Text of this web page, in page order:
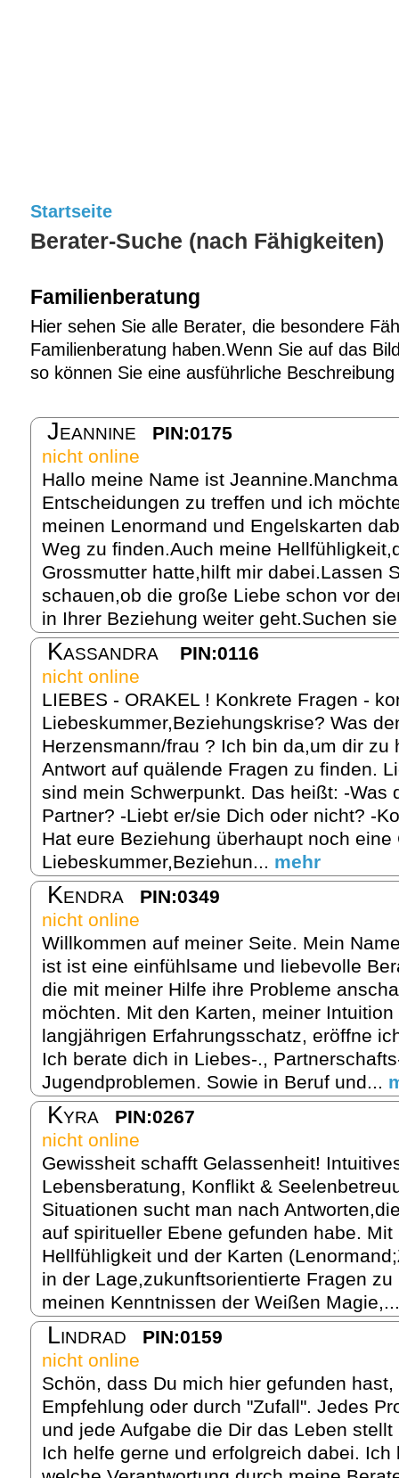
Startseite
Berater-Suche (nach Fähigkeiten)
Familienberatung
Hier sehen Sie alle Berater, die besondere
Familienberatung haben.Wenn Sie auf das
so können Sie eine ausführliche
Jeannine
PIN:0175
nicht online
Hallo meine Name ist
Entscheidungen zu treffen und ich
meinen Lenormand und Engelskarten
Weg zu finden.Auch meine
Grossmutter hatte,hilft mir dabei.Lassen
schauen,ob die große Liebe schon vor
in Ihrer Beziehung weiter geht.Suchen
Kassandra
PIN:0116
nicht online
LIEBES - ORAKEL ! Konkrete Fragen -
Liebeskummer,Beziehungskrise? Was
Herzensmann/frau ? Ich bin da,um dir zu
Antwort auf quälende Fragen zu finden.
sind mein Schwerpunkt. Das heißt: -Was
Partner? -Liebt er/sie Dich oder nicht? -
Hat eure Beziehung überhaupt noch eine
Liebeskummer,Beziehun... mehr
Kendra
PIN:0349
nicht online
Willkommen auf meiner Seite. Mein
ist ist eine einfühlsame und liebevolle
die mit meiner Hilfe ihre Probleme
möchten. Mit den Karten, meiner
langjährigen Erfahrungsschatz, eröffne
Ich berate dich in Liebes-.,
Jugendproblemen. Sowie in Beruf und...
Kyra
PIN:0267
nicht online
Gewissheit schafft Gelassenheit!
Lebensberatung, Konflikt &
Situationen sucht man nach
auf spiritueller Ebene gefunden habe. Mit
Hellfühligkeit und der Karten
in der Lage,zukunftsorientierte Fragen
meinen Kenntnissen der Weißen
Lindrad
PIN:0159
nicht online
Schön, dass Du mich hier gefunden
Empfehlung oder durch "Zufall". Jedes
und jede Aufgabe die Dir das Leben
Ich helfe gerne und erfolgreich dabei.